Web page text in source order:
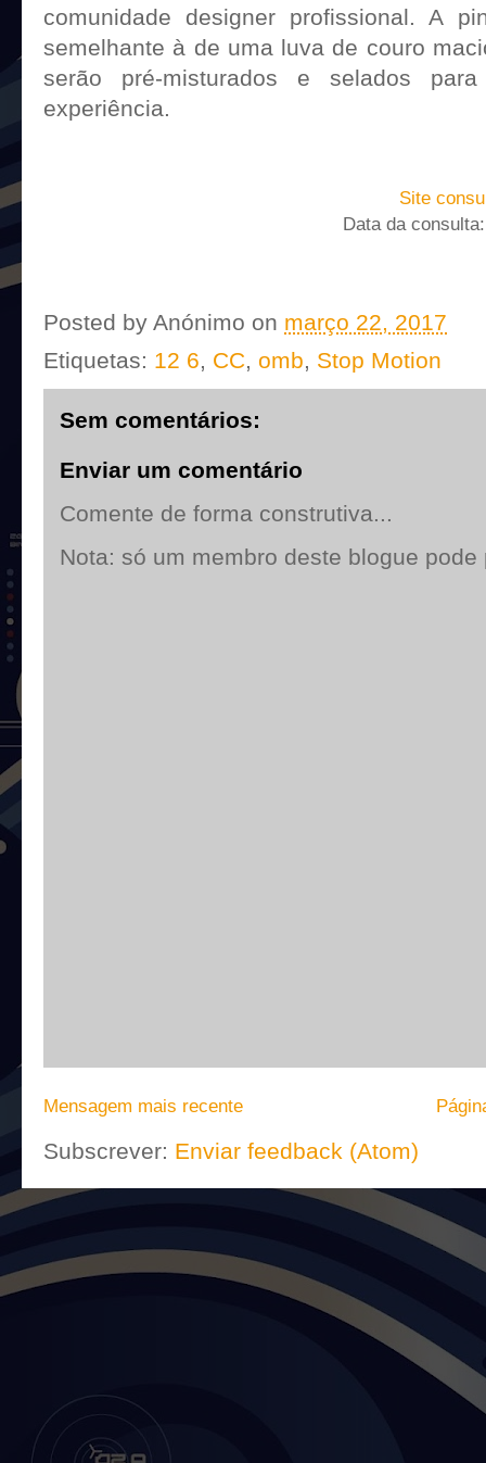
comunidade designer profissional. A
semelhante à de uma luva de couro
serão pré-misturados e selados
experiência.
Site
Data da
Posted by Anónimo on março 22, 2017
Etiquetas: 12 6 CC omb Stop Motion
Sem comentários:
Enviar um comentário
Comente de forma construtiva...
Nota: só um membro deste blogue
Mensagem mais recente
Subscrever: Enviar feedback (Atom)